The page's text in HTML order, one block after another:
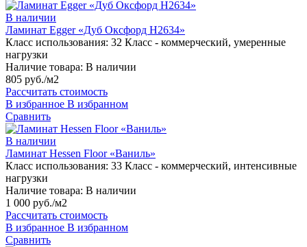
В наличии
Ламинат Egger «Дуб Оксфорд H2634»
Класс использования: 32 Класс - коммерческий, умеренные
нагрузки
Наличие товара: В наличии
805 руб./м2
Рассчитать стоимость
В избранное В избранном
Сравнить
В наличии
Ламинат Hessen Floor «Ваниль»
Класс использования: 33 Класс - коммерческий, интенсивные
нагрузки
Наличие товара: В наличии
1 000 руб./м2
Рассчитать стоимость
В избранное В избранном
Сравнить